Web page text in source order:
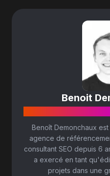
Benoit
Benoît Demonchaux
agence de
consultant SEO depuis 6
a exercé en tant
projets dans une